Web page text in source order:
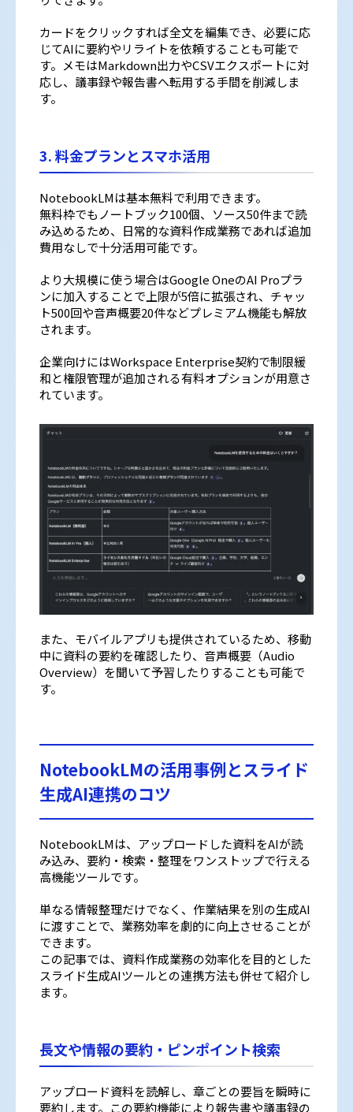
カードをクリックすれば全文を編集でき、必要に応
じてAIに要約やリライトを依頼することも可能で
す。メモはMarkdown出力やCSVエクスポートに対
応し、議事録や報告書へ転用する手間を削減しま
す。
3. 料金プランとスマホ活用
NotebookLMは基本無料で利用できます。
無料枠でもノートブック100個、ソース50件まで読
み込めるため、日常的な資料作成業務であれば追加
費用なしで十分活用可能です。
より大規模に使う場合はGoogle OneのAI Proプラ
ンに加入することで上限が5倍に拡張され、チャッ
ト500回や音声概要20件などプレミアム機能も解放
されます。
企業向けにはWorkspace Enterprise契約で制限緩
和と権限管理が追加される有料オプションが用意さ
れています。
また、モバイルアプリも提供されているため、移動
中に資料の要約を確認したり、音声概要（Audio
Overview）を聞いて予習したりすることも可能で
す。
NotebookLMの活用事例とスライド
生成AI連携のコツ
NotebookLMは、アップロードした資料をAIが読
み込み、要約・検索・整理をワンストップで行える
高機能ツールです。
単なる情報整理だけでなく、作業結果を別の生成AI
に渡すことで、業務効率を劇的に向上させることが
できます。
この記事では、資料作成業務の効率化を目的とした
スライド生成AIツールとの連携方法も併せて紹介し
ます。
長文や情報の要約・ピンポイント検索
アップロード資料を読解し、章ごとの要旨を瞬時に
要約します。この要約機能により報告書や議事録の